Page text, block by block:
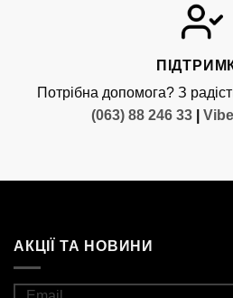
Потрібна допомога? З
(063) 88 246 33
АКЦІЇ ТА НОВИНИ